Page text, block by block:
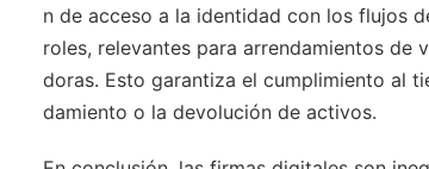
n de acceso a la identidad con los flujos
roles, relevantes para arrendamientos de
doras. Esto garantiza el cumplimiento al
damiento o la devolución de activos.